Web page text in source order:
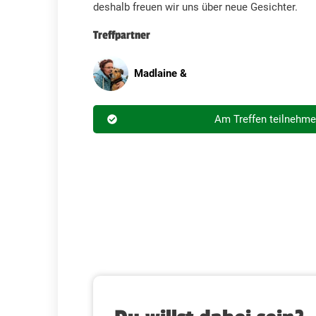
deshalb freuen wir uns über neue Gesichter.
Treffpartner
Madlaine &
Am Treffen